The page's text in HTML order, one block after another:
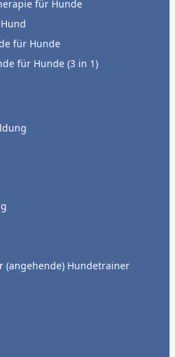
für Hunde
für Hunde
für Hunde (3 in 1)
(angehende) Hundetrainer